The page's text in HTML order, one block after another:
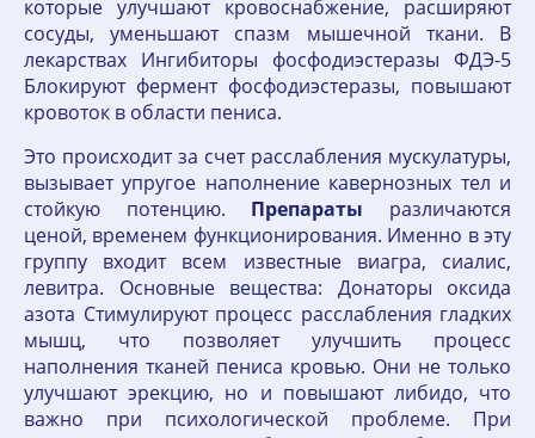
которые улучшают кровоснабжение, расширяют
сосуды, уменьшают спазм мышечной ткани. В
лекарствах Ингибиторы фосфодиэстеразы ФДЭ-5
Блокируют фермент фосфодиэстеразы, повышают
кровоток в области пениса.
Это происходит за счет расслабления мускулатуры,
вызывает упругое наполнение кавернозных тел и
стойкую потенцию. Препараты различаются
ценой, временем функционирования. Именно в эту
группу входит всем известные виагра, сиалис,
левитра. Основные вещества: Донаторы оксида
азота Стимулируют процесс расслабления гладких
мышц, что позволяет улучшить процесс
наполнения тканей пениса кровью. Они не только
улучшают эрекцию, но и повышают либидо, что
важно при психологической проблеме. При